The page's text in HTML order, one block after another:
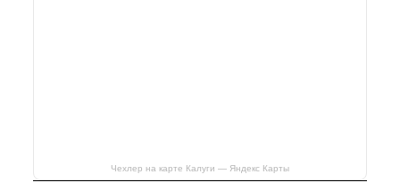
Чехлер на карте Калуги — Яндекс Карты